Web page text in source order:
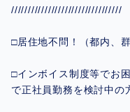
/////////////////////////////////
□居住地不問！（都内、
□インボイス制度等でお
で正社員勤務を検討中の